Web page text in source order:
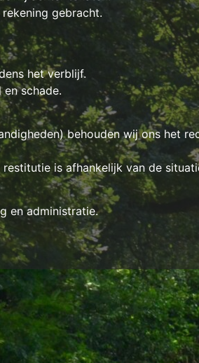
gebracht.
het verblijf.
schade.
behouden wij ons het
is afhankelijk van de
en administratie.